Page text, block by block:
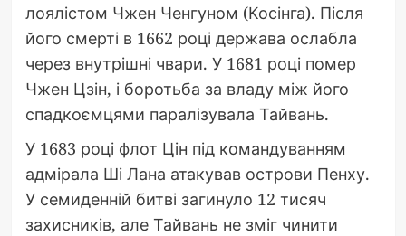
лоялістом Чжен Ченгуном (Косінга). Після
його смерті в 1662 році держава ослабла
через внутрішні чвари. У 1681 році помер
Чжен Цзін, і боротьба за владу між його
спадкоємцями паралізувала Тайвань.
У 1683 році флот Цін під командуванням
адмірала Ші Лана атакував острови Пенху.
У семиденній битві загинуло 12 тисяч
захисників, але Тайвань не зміг чинити